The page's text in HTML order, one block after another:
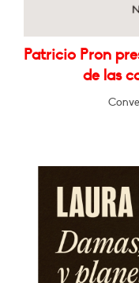
Patricio Pron
de las